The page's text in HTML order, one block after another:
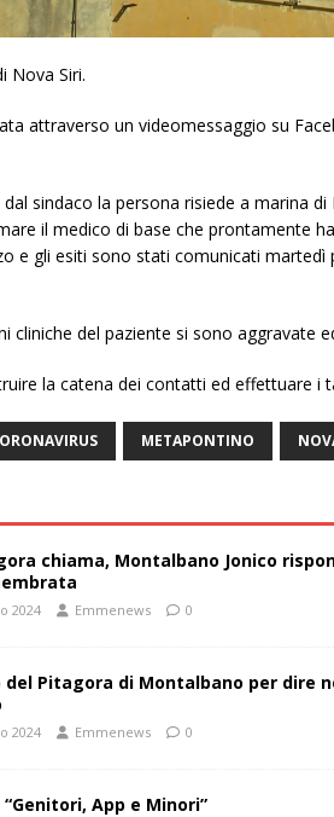
Nova Siri.
attraverso un videomessaggio su
sindaco la persona risiede a marina
il medico di base che prontamente
e gli esiti sono stati comunicati martedì
cliniche del paziente si sono aggravate
la catena dei contatti ed effettuare i
METAPONTINO
chiama, Montalbano Jonico
2024 Emmenews 0
del Pitagora di Montalbano per dire
2024 Emmenews 0
App e Minori”